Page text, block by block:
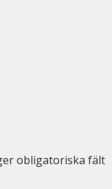
obligatoriska fält